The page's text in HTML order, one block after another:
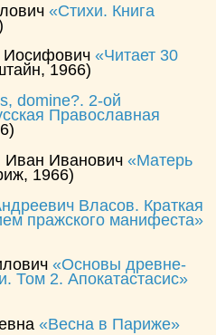
Стихи. Книга
Иосифович
Читает 30
1966)
domine?. 2-ой
Православная
Иван Иванович
Матерь
1966)
Власов. Краткая
пражского манифеста
Основы древне-
Том 2. Апокатастасис
Весна в Париже